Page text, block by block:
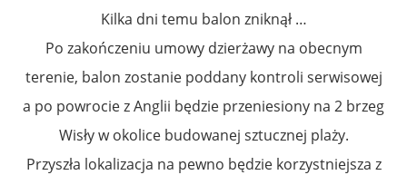
Kilka dni temu balon zniknął …
Po zakończeniu umowy dzierżawy na obecnym
terenie, balon zostanie poddany kontroli serwisowej
a po powrocie z Anglii będzie przeniesiony na 2 brzeg
Wisły w okolice budowanej sztucznej plaży.
Przyszła lokalizacja na pewno będzie korzystniejsza z